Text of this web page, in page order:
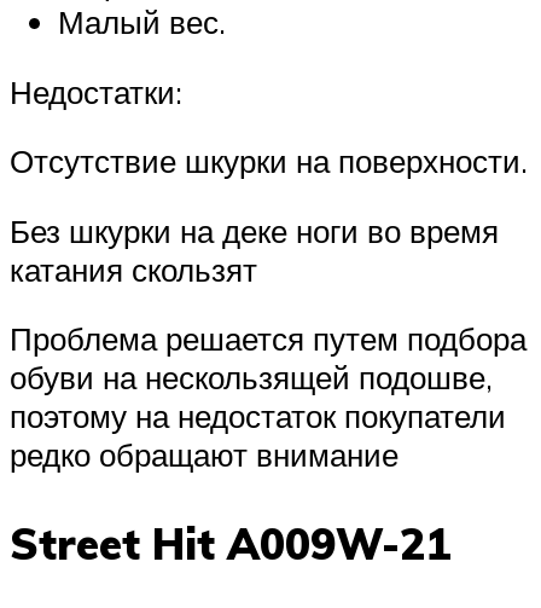
Малый вес.
Недостатки:
Отсутствие шкурки на поверхности.
Без шкурки на деке ноги во время
катания скользят
Проблема решается путем подбора
обуви на нескользящей подошве,
поэтому на недостаток покупатели
редко обращают внимание
Street Hit A009W-21